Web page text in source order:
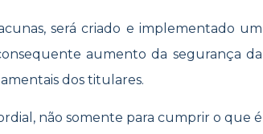
será criado e implementado um
aumento da segurança da
dos titulares.
não somente para cumprir o que é